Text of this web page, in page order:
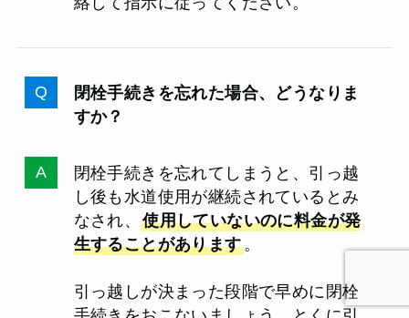
閉栓手続きを忘れた場合、どうなりま
すか？
閉栓手続きを忘れてしまうと、引っ越
し後も水道使用が継続されているとみ
なされ、使用していないのに料金が発
生することがあります。
引っ越しが決まった段階で早めに閉栓